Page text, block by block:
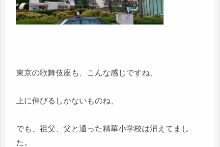
東京の歌舞伎座も、こんな感じですね、
上に伸びるしかないものね、
でも、祖父、父と通った精華小学校は消えてまし
た。